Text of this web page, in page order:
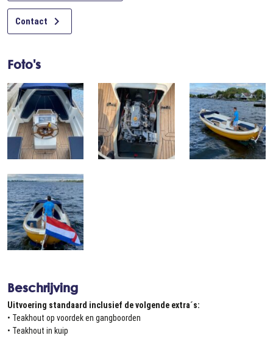
Contact 
Foto's
Beschrijving
Uitvoering standaard inclusief de volgende extra´s:
• Teakhout op voordek en gangboorden
• Teakhout in kuip